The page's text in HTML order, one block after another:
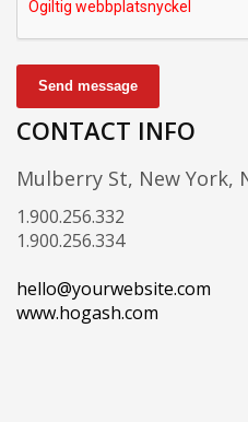
Send message
CONTACT INFO
Mulberry St, New York,
1.900.256.332
1.900.256.334
hello@yourwebsite.com
www.hogash.com